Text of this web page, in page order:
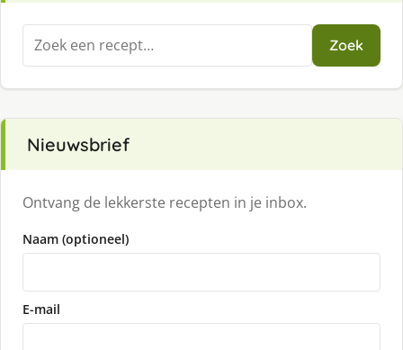
Zoeken
naar:
Zoek
Nieuwsbrief
Ontvang de lekkerste recepten in je inbox.
Naam (optioneel)
E-mail